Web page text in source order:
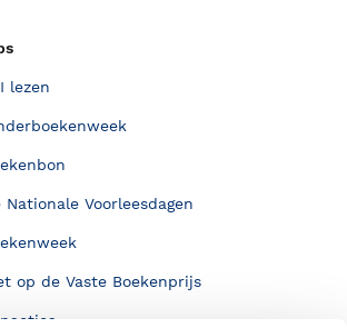
lezen
Nationale Voorleesdagen
op de Vaste Boekenprijs